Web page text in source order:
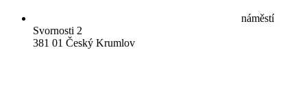
náměstí
Svornosti 2
381 01 Český Krumlov